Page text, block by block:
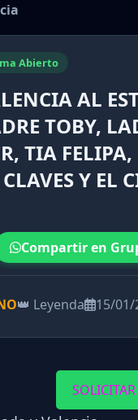
Abierto
AL
TOBY,
TIA
Y
Compartir en
👑 Leyenda 15/01/